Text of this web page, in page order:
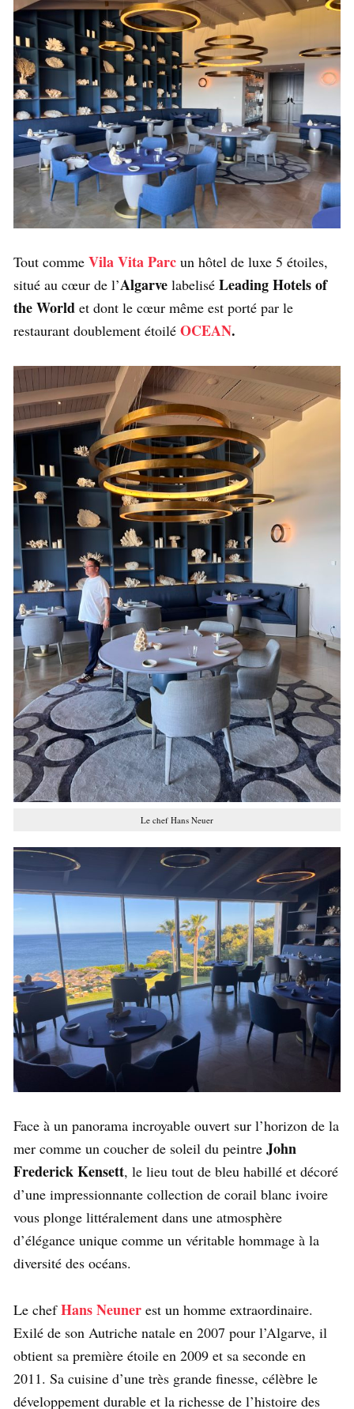
Tout comme Vila Vita Parc un hôtel de luxe 5 étoiles,
situé au cœur de l’Algarve labelisé Leading Hotels of
the World et dont le cœur même est porté par le
restaurant doublement étoilé OCEAN.
Le chef Hans Neuer
Face à un panorama incroyable ouvert sur l’horizon de la
mer comme un coucher de soleil du peintre John
Frederick Kensett, le lieu tout de bleu habillé et décoré
d’une impressionnante collection de corail blanc ivoire
vous plonge littéralement dans une atmosphère
d’élégance unique comme un véritable hommage à la
diversité des océans.
Le chefHans Neuner est un homme extraordinaire.
Exilé de son Autriche natale en 2007 pour l’Algarve, il
obtient sa première étoile en 2009 et sa seconde en
2011. Sa cuisine d’une très grande finesse, célèbre le
développement durable et la richesse de l’histoire des